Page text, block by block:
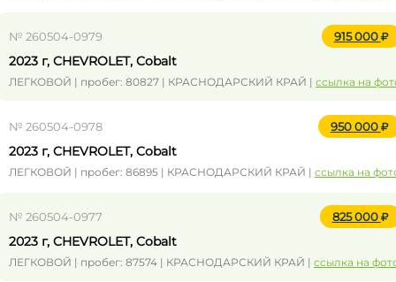
№ 260504-0979 915 000
2023 г, CHEVROLET, Cobalt
ЛЕГКОВОЙ | пробег: 80827 | КРАСНОДАРСКИЙ КРАЙ | ссылка на
№ 260504-0978 950 000
2023 г, CHEVROLET, Cobalt
ЛЕГКОВОЙ | пробег: 86895 | КРАСНОДАРСКИЙ КРАЙ | ссылка на
№ 260504-0977 825 000
2023 г, CHEVROLET, Cobalt
ЛЕГКОВОЙ | пробег: 87574 | КРАСНОДАРСКИЙ КРАЙ | ссылка на